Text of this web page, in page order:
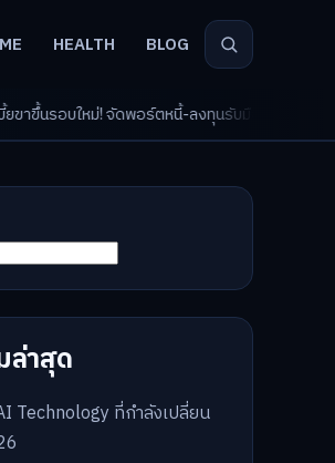
HEALTH BLOG
หนี้-ลงทุนรับมืออย่างไรดี?/AI จัดพอร์ตเกษียณ วัย
ล่าสุด
Technology ที่กำลังเปลี่ยน